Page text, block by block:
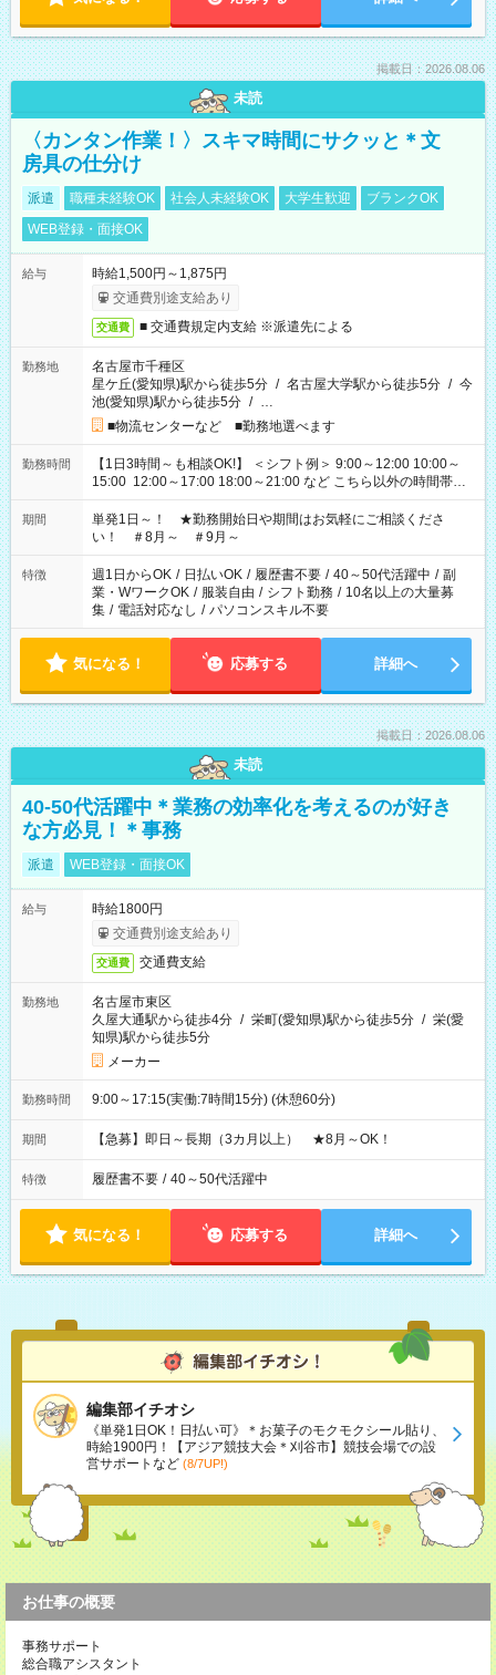
掲載日：2026.08.06
未読
〈カンタン作業！〉スキマ時間にサクッと＊文
房具の仕分け
派遣 職種未経験OK 社会人未経験OK 大学生歓迎
ブランクOK
WEB登録・面接OK
給与
時給1,500円～1,875円
交通費別途支給あり
交通費 ■ 交通費規定内支給 ※派遣先による
勤務地
名古屋市千種区
星ケ丘(愛知県)駅から徒歩5分 / 名古屋大学駅から徒歩5分 / 今
池(愛知県)駅から徒歩5分 / …
■物流センターなど ■勤務地選べます
勤務時間
【1日3時間～も相談OK!】 ＜シフト例＞ 9:00～12:00 10:00～
15:00 12:00～17:00 18:00～21:00 など こちら以外の時間帯も
お気軽にご相談ください！
期間
単発1日～！ ★勤務開始日や期間はお気軽にご相談くださ
い！ ＃8月～ ＃9月～
特徴 週1日からOK / 日払いOK / 履歴書不要 / 40～50代活躍中 / 副
業・WワークOK / 服装自由 / シフト勤務 / 10名以上の大量募
集 / 電話対応なし / パソコンスキル不要
気になる！ 応募する 詳細へ
掲載日：2026.08.06
未読
40-50代活躍中＊業務の効率化を考えるのが好き
な方必見！＊事務
派遣 WEB登録・面接OK
給与
時給1800円
交通費別途支給あり
交通費 交通費支給
勤務地
名古屋市東区
久屋大通駅から徒歩4分 / 栄町(愛知県)駅から徒歩5分 / 栄(愛
知県)駅から徒歩5分
メーカー
勤務時間 9:00～17:15(実働:7時間15分) (休憩60分)
期間 【急募】即日～長期（3カ月以上） ★8月～OK！
特徴 履歴書不要 / 40～50代活躍中
気になる！ 応募する 詳細へ
編集部イチオシ
《単発1日OK！日払い可》＊お菓子のモクモクシール貼り、
時給1900円！【アジア競技大会＊刈谷市】競技会場での設
営サポートなど (8/7UP!)
お仕事の概要
事務サポート
総合職アシスタント